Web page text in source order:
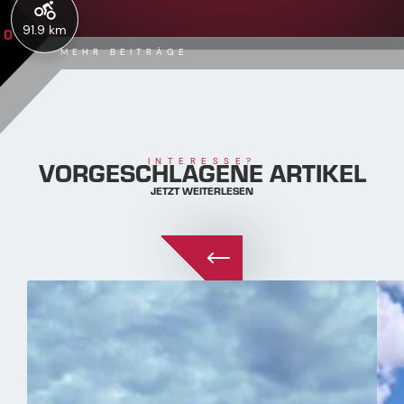
91.9 km
MEHR BEITRÄGE
0
INTERESSE?
VORGESCHLAGENE ARTIKEL
JETZT WEITERLESEN